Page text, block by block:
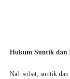
Hukum Suntik dan
Nah sobat, suntik